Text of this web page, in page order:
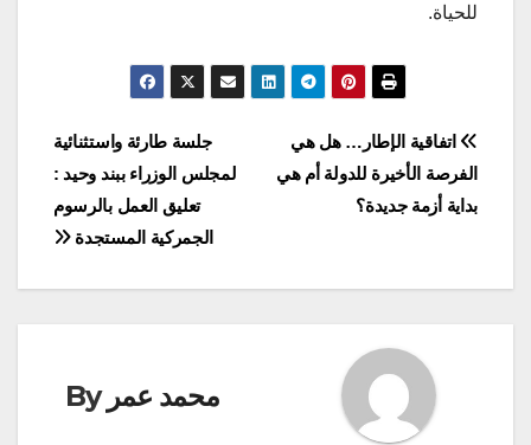
للحياة.
Post
navigation
جلسة طارئة واستثنائية
لمجلس الوزراء ببند وحيد :
تعليق العمل بالرسوم
الجمركية المستجدة
اتفاقية الإطار… هل هي
الفرصة الأخيرة للدولة أم هي
بداية أزمة جديدة؟
By محمد عمر